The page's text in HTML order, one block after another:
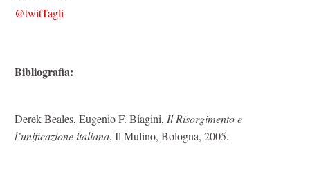
@twitTagli
Bibliografia:
Derek Beales, Eugenio F. Biagini, Il Risorgimento e
l’unificazione italiana, Il Mulino, Bologna, 2005.